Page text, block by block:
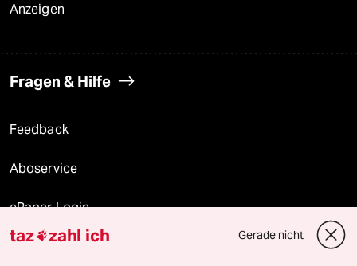
Anzeigen
Fragen & Hilfe
Feedback
Aboservice
ePaper Login
Downloads für Abonnierende
taz zahl ich Gerade nicht